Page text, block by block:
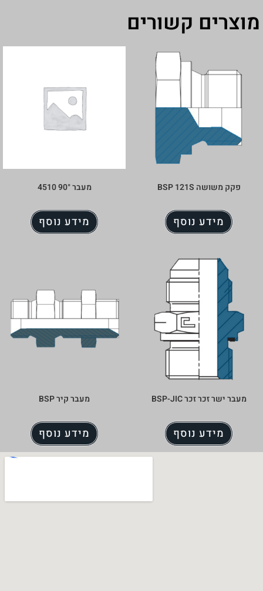
מוצרים קשורים
פקק משושה BSP 121S
מידע נוסף
מעבר 90° 4510
מידע נוסף
מעבר ישר זכר זכר BSP-JIC
מידע נוסף
מעבר קיר BSP
מידע נוסף